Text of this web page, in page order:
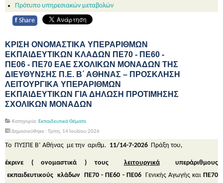
Πρότυπο υπηρεσιακών μεταβολών
f Share
ΚΡΙΣΗ ΟΝΟΜΑΣΤΙΚΑ ΥΠΕΡΑΡΙΘΜΩΝ
ΕΚΠΑΙΔΕΥΤΙΚΩΝ ΚΛΑΔΩΝ ΠΕ70 - ΠΕ60 -
ΠΕ06 - ΠΕ70 ΕΑΕ ΣΧΟΛΙΚΩΝ ΜΟΝΑΔΩΝ ΤΗΣ
ΔΙΕΥΘΥΝΣΗΣ Π.Ε. Β΄ ΑΘΗΝΑΣ – ΠΡΟΣΚΛΗΣΗ
ΛΕΙΤΟΥΡΓΙΚΑ ΥΠΕΡΑΡΙΘΜΩΝ
ΕΚΠΑΙΔΕΥΤΙΚΩΝ ΓΙΑ ΔΗΛΩΣΗ ΠΡΟΤΙΜΗΣΗΣ
ΣΧΟΛΙΚΩΝ ΜΟΝΑΔΩΝ
Κατηγορία: Εκπαιδευτικά Θέματα
Δημοσιεύθηκε : Τρίτη, 14 Ιουλίου 2026
Το ΠΥΣΠΕ Β’ Αθήνας με την αριθμ. 11/14-7-2026 Πράξη του,
έκρινε ( ονομαστικά ) τους λειτουργικάυπεράριθμους
εκπαιδευτικούς κλάδων ΠΕ70 - ΠΕ60 - ΠΕ06 Γενικής Αγωγής καιΠΕ70